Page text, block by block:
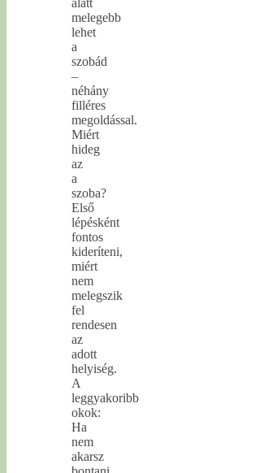
alatt
melegebb
lehet
a
szobád
–
néhány
filléres
megoldással.
Miért
hideg
az
a
szoba?
Első
lépésként
fontos
kideríteni,
miért
nem
melegszik
fel
rendesen
az
adott
helyiség.
A
leggyakoribb
okok:
Ha
nem
akarsz